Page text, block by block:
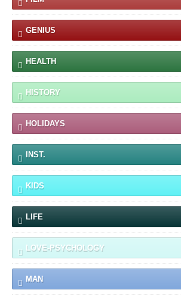
GENIUS
HEALTH
HISTORY
HOLIDAYS
INST.
KIDS
LIFE
LOVE-PSYCHOLOGY
MAN